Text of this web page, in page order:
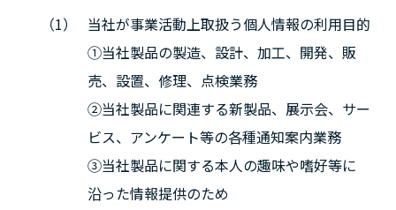
当社が事業活動上取扱う個人情報の利用目的
①当社製品の製造、設計、加工、開発、販
売、設置、修理、点検業務
②当社製品に関連する新製品、展示会、サー
ビス、アンケート等の各種通知案内業務
③当社製品に関する本人の趣味や嗜好等に
沿った情報提供のため